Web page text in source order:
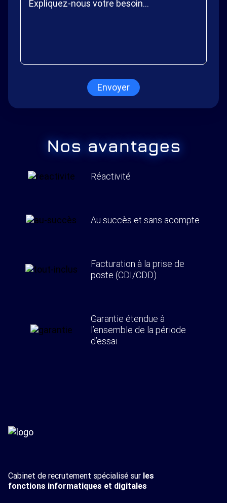
Envoyer
Nos avantages
Réactivité
Au succès et sans acompte
Facturation à la prise de
poste (CDI/CDD)
Garantie étendue à
l’ensemble de la période
d’essai
Cabinet de recrutement spécialisé sur les
fonctions informatiques et digitales